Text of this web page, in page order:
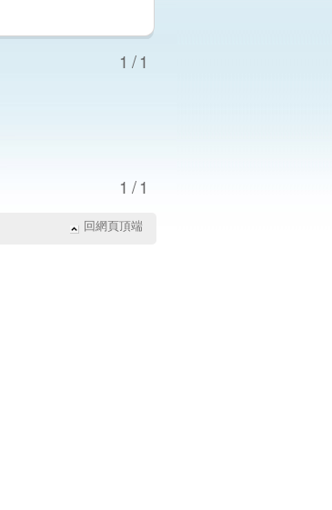
1/1
1/1
回網頁頂端